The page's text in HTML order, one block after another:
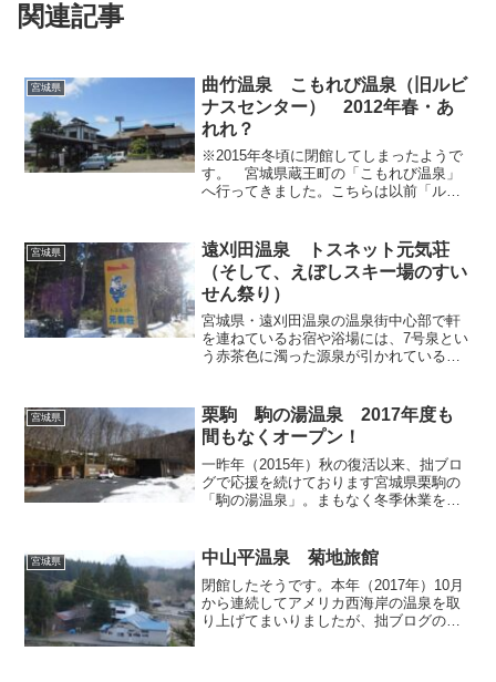
関連記事
宮城県
曲竹温泉 こもれび温泉（旧ルビ
ナスセンター） 2012年春・あ
れれ？
※2015年冬頃に閉館してしまったようで
す。 宮城県蔵王町の「こもれび温泉」
へ行ってきました。こちらは以前「ルビ
上で2009年12月に営業を再開しておりま
す。再開の報は...
宮城県
遠刈田温泉 トスネット元気荘
（そして、えぼしスキー場のすい
せん祭り）
宮城県・遠刈田温泉の温泉街中心部で軒
を連ねているお宿や浴場には、7号泉とい
う赤茶色に濁った源泉が引かれている場
ょっと離れると別の源泉を使っているお
宿もありますので、今...
宮城県
栗駒 駒の湯温泉 2017年度も
間もなくオープン！
一昨年（2015年）秋の復活以来、拙ブロ
グで応援を続けております宮城県栗駒の
「駒の湯温泉」。まもなく冬季休業を終
通りを予定しています。4月21日（金曜）
から23...
宮城県 中山平温泉 菊地旅館
閉館したそうです。本年（2017年）10月
から連続してアメリカ西海岸の温泉を取
り上げてまいりましたが、拙ブログの読